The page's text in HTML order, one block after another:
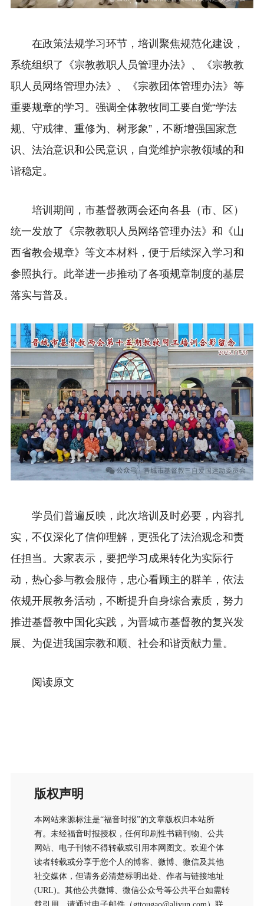
在政策法规学习环节，培训聚焦规范化建设，
系统组织了《宗教教职人员管理办法》、《宗教教
职人员网络管理办法》、《宗教团体管理办法》等
重要规章的学习。强调全体教牧同工要自觉“学法
规、守戒律、重修为、树形象”，不断增强国家意
识、法治意识和公民意识，自觉维护宗教领域的和
谐稳定。
培训期间，市基督教两会还向各县（市、区）
统一发放了《宗教教职人员网络管理办法》和《山
西省教会规章》等文本材料，便于后续深入学习和
参照执行。此举进一步推动了各项规章制度的基层
落实与普及。
学员们普遍反映，此次培训及时必要，内容扎
实，不仅深化了信仰理解，更强化了法治观念和责
任担当。大家表示，要把学习成果转化为实际行
动，热心参与教会服侍，忠心看顾主的群羊，依法
依规开展教务活动，不断提升自身综合素质，努力
推进基督教中国化实践，为晋城市基督教的复兴发
展、为促进我国宗教和顺、社会和谐贡献力量。
阅读原文
版权声明
本网站来源标注是“福音时报”的文章版权归本站所
有。未经福音时报授权，任何印刷性书籍刊物、公共
网站、电子刊物不得转载或引用本网图文。欢迎个体
读者转载或分享于您个人的博客、微博、微信及其他
社交媒体，但请务必清楚标明出处、作者与链接地址
(URL)。其他公共微博、微信公众号等公共平台如需转